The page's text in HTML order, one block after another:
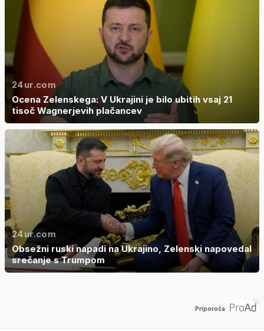
24ur.com
Ocena Zelenskega: V Ukrajini je bilo ubitih vsaj 21
tisoč Wagnerjevih plačancev
24ur.com
Obsežni ruski napadi na Ukrajino, Zelenski napovedal
srečanje s Trumpom
Priporoča